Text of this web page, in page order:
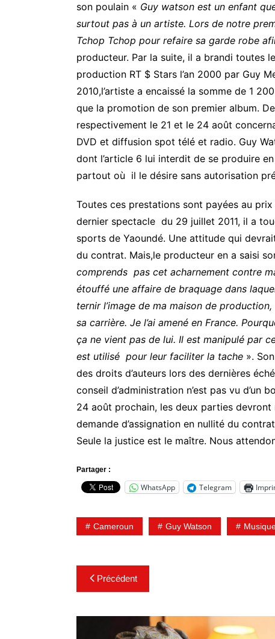
son poulain « Guy watson est un enfant
surtout pas à un artiste. Lors de notre
Tchop Tchop pour refaire sa garde robe
producteur. Par la suite, il a brandi toutes
production RT $ Stars l’an 2000 par Guy
2010,l’artiste a encaissé la somme de 1
que la promotion de son premier album.
respectivement le 21 et le 24 août
DVD et diffusion spot télé et radio. Guy
dont l’article 6 lui interdit de se produire
partout où il le désire sans autorisation
Toutes ces prestations sont payées au
dernier spectacle du 29 juillet 2011, il a
sports de Yaoundé. Une attitude qui
du contrat. Mais,le producteur en a saisi
comprends pas cet acharnement contre
étouffé une affaire de braquage dans
ternir l’image de ma maison de
sa carrière. Je l’ai amené en France.
ça ne vient pas de lui. Il est manipulé par
est utilisé pour leur faciliter la tache ».
des droits d’auteurs lors des dernières
conseil d’administration n’est pas vu
24 août prochain, les deux parties
demande d’assignation en nullité du
Seule la justice est le maître. Nous
Partager :
WhatsApp Telegram
Cameroun Guy Watson
Navigation
de
l’article
Précédent